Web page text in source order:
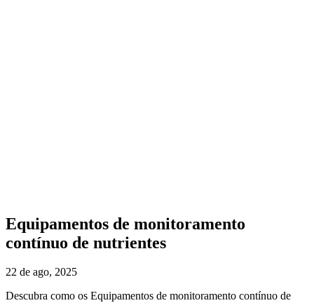
Equipamentos de monitoramento
contínuo de nutrientes
22 de ago, 2025
Descubra como os Equipamentos de monitoramento contínuo de